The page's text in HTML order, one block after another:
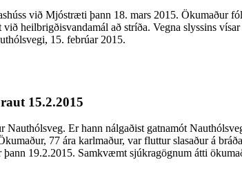
við Mjóstræti þann 18. mars 2015. Ökumaður
heilbrigðisvandamál að stríða. Vegna slyssins
15. febrúar 2015.
15.2.2015
Er hann nálgaðist gatnamót
77 ára karlmaður, var fluttur slasaður á
19.2.2015. Samkvæmt sjúkragögnum átti